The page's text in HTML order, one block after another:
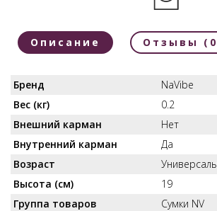
Описание Отзывы
Бренд
NaVibe
Вес (кг)
0.2
Внешний карман
Нет
Внутренний карман
Да
Возраст
Высота (см)
19
Группа товаров
Сумки NV